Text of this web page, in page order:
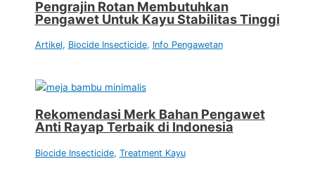
Pengrajin Rotan Membutuhkan
Pengawet Untuk Kayu Stabilitas Tinggi
Artikel, Biocide Insecticide, Info Pengawetan
Rekomendasi Merk Bahan Pengawet
Anti Rayap Terbaik di Indonesia
Biocide Insecticide, Treatment Kayu